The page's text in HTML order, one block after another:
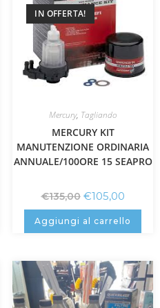
IN OFFERTA!
Mercury, Tagliando
MERCURY KIT
MANUTENZIONE ORDINARIA
ANNUALE/100ORE 15 SEAPRO
€135,00 €105,00
Aggiungi al carrello